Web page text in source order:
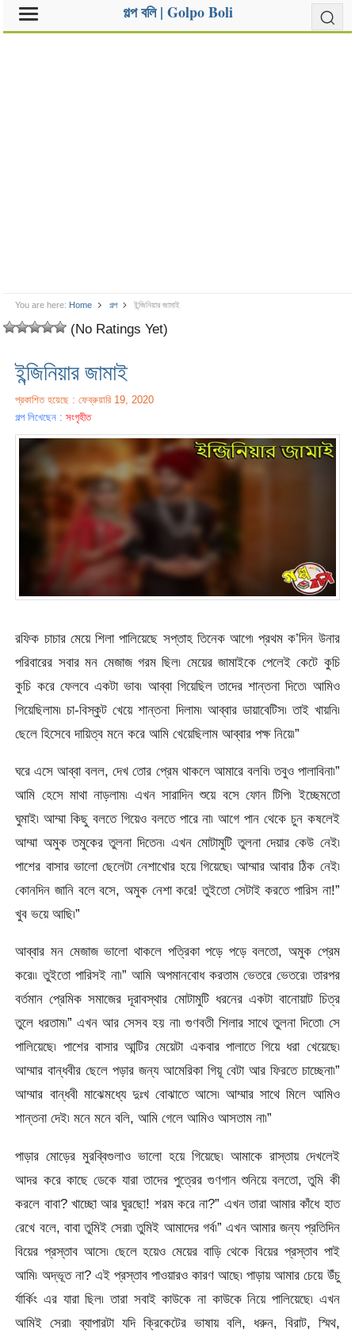
গল্প বলি | Golpo Boli
You are here: Home গল্প ইন্জিনিয়ার জামাই
(No Ratings Yet)
ইন্জিনিয়ার জামাই
প্রকাশিত হয়েছে : ফেব্রুয়ারি 19, 2020
গল্প লিখেছেন :সংগৃহীত
রফিক চাচার মেয়ে শিলা পালিয়েছে সপ্তাহ তিনেক আগে৷ প্রথম ক’দিন উনার
পরিবারের সবার মন মেজাজ গরম ছিল৷ মেয়ের জামাইকে পেলেই কেটে কুচি
কুচি করে ফেলবে একটা ভাব৷ আব্বা গিয়েছিল তাদের শান্তনা দিতে৷ আমিও
গিয়েছিলাম৷ চা-বিস্কুট খেয়ে শান্তনা দিলাম৷ আব্বার ডায়াবেটিস৷ তাই খায়নি৷
ছেলে হিসেবে দায়িত্ব মনে করে আমি খেয়েছিলাম আব্বার পক্ষ নিয়ে৷”
ঘরে এসে আব্বা বলল, দেখ তোর প্রেম থাকলে আমারে বলবি৷ তবুও পালাবিনা৷”
আমি হেসে মাথা নাড়লাম৷ এখন সারাদিন শুয়ে বসে ফোন টিপি৷ ইচ্ছেমতো
ঘুমাই৷ আম্মা কিছু বলতে গিয়েও বলতে পারে না৷ আগে পান থেকে চুন কষলেই
আম্মা অমুক তমুকের তুলনা দিতেন৷ এখন মোটামুটি তুলনা দেয়ার কেউ নেই৷
পাশের বাসার ভালো ছেলেটা নেশাখোর হয়ে গিয়েছে৷ আম্মার আবার ঠিক নেই৷
কোনদিন জানি বলে বসে, অমুক নেশা করে! তুইতো সেটাই করতে পারিস না!”
খুব ভয়ে আছি৷”
আব্বার মন মেজাজ ভালো থাকলে পত্রিকা পড়ে পড়ে বলতো, অমুক প্রেম
করে৷৷ তুইতো পারিসই না৷” আমি অপমানবোধ করতাম ভেতরে ভেতরে৷ তারপর
বর্তমান প্রেমিক সমাজের দূরাবস্থার মোটামুটি ধরনের একটা বানোয়াট চিত্র
তুলে ধরতাম৷” এখন আর সেসব হয় না৷ গুণবতী শিলার সাথে তুলনা দিতো৷ সে
পালিয়েছে৷ পাশের বাসার আন্টির মেয়েটা একবার পালাতে গিয়ে ধরা খেয়েছে৷
আম্মার বান্ধবীর ছেলে পড়ার জন্য আমেরিকা গিয়ূ বেটা আর ফিরতে চাচ্ছেনা৷”
আম্মার বান্ধবী মাঝেমধ্যে দুঃখ বোঝাতে আসে৷ আম্মার সাথে মিলে আমিও
শান্তনা দেই৷ মনে মনে বলি, আমি গেলে আমিও আসতাম না৷”
পাড়ার মোড়ের মুরব্বিগুলাও ভালো হয়ে গিয়েছে৷ আমাকে রাস্তায় দেখলেই
আদর করে কাছে ডেকে যারা তাদের পুত্রের গুণগান শুনিয়ে বলতো, তুমি কী
করলে বাবা? খাচ্ছো আর ঘুরছো! শরম করে না?” এখন তারা আমার কাঁধে হাত
রেখে বলে, বাবা তুমিই সেরা৷ তুমিই আমাদের গর্ব৷” এখন আমার জন্য প্রতিদিন
বিয়ের প্রস্তাব আসে৷ ছেলে হয়েও মেয়ের বাড়ি থেকে বিয়ের প্রস্তাব পাই
আমি৷ অদ্ভূত না? এই প্রস্তাব পাওয়ারও কারণ আছে৷ পাড়ায় আমার চেয়ে উঁচু
র্যার্কিং এর যারা ছিল৷ তারা সবাই কাউকে না কাউকে নিয়ে পালিয়েছে৷ এখন
আমিই সেরা৷ ব্যাপারটা যদি ক্রিকেটের ভাষায় বলি, ধরুন, বিরাট, স্মিথ,